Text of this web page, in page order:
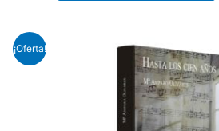
¡Oferta!
Rango
de
precios:
desde
2,50€
hasta
11,97€